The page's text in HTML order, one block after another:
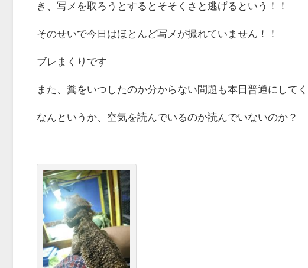
き、写メを取ろうとするとそそくさと逃げるという！！
そのせいで今日はほとんど写メが撮れていません！！
ブレまくりです
また、糞をいつしたのか分からない問題も本日普通にして
なんというか、空気を読んでいるのか読んでいないのか？